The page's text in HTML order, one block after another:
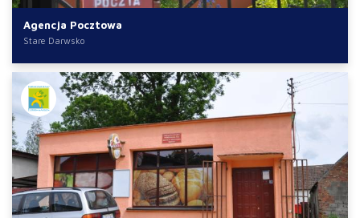
Agencja Pocztowa
Stare Darwsko